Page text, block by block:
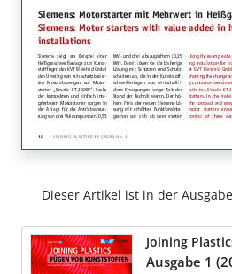
Dieser Artikel ist in der
Joining
Ausgabe 1